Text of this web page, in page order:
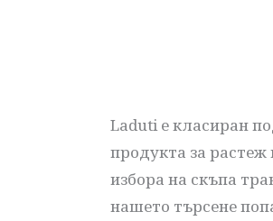
Laduti е класиран
продукта за растеж
избора на скъпа
нашето търсене